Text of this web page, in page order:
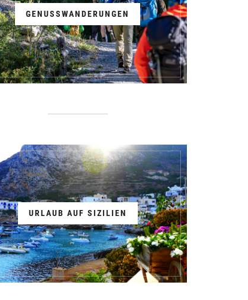
GENUSSWANDERUNGEN
URLAUB AUF SIZILIEN